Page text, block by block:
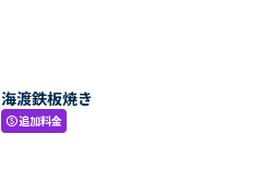
海渡鉄板焼き
paid追加料金